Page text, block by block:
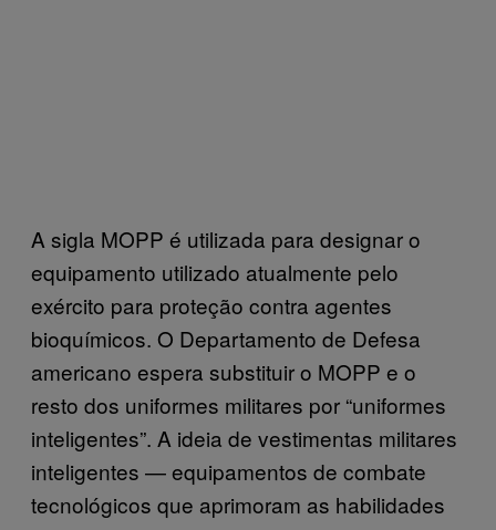
A sigla MOPP é utilizada para designar o
equipamento utilizado atualmente pelo
exército para proteção contra agentes
bioquímicos. O Departamento de Defesa
americano espera substituir o MOPP e o
resto dos uniformes militares por “uniformes
inteligentes”. A ideia de vestimentas militares
inteligentes — equipamentos de combate
tecnológicos que aprimoram as habilidades